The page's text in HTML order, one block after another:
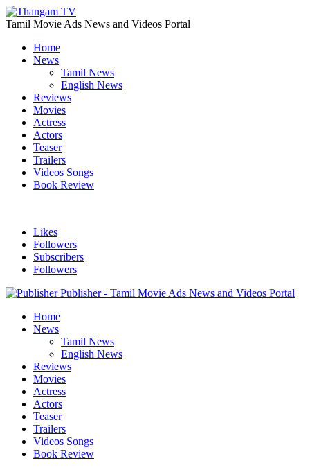
Tamil Movie Ads News and Videos Portal
Home
News
Tamil News
English News
Reviews
Movies
Actress
Actors
Teaser
Trailers
Videos Songs
Book Review
Likes
Followers
Subscribers
Followers
Publisher - Tamil Movie Ads News and Videos Portal
Home
News
Tamil News
English News
Reviews
Movies
Actress
Actors
Teaser
Trailers
Videos Songs
Book Review